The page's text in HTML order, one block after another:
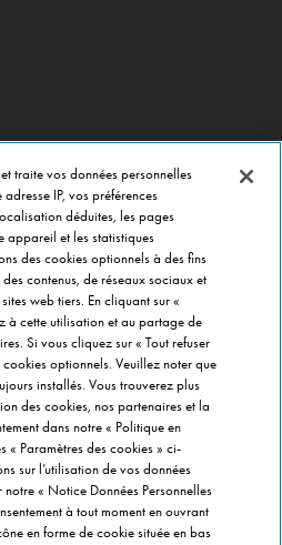
traite vos données personnelles
IP, vos préférences
déduites, les pages
appareil et les statistiques
des cookies optionnels à des fins
contenus, de réseaux sociaux et
web tiers. En cliquant sur «
à cette utilisation et au partage de
Si vous cliquez sur « Tout refuser
optionnels. Veuillez noter que
installés. Vous trouverez plus
des cookies, nos partenaires et la
dans notre « Politique en
« Paramètres des cookies » ci-
sur l’utilisation de vos données
« Notice Données Personnelles
à tout moment en ouvrant
en forme de cookie située en bas